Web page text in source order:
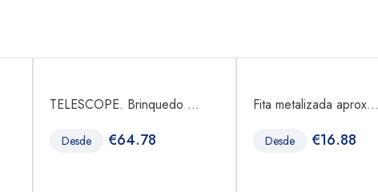
TELESCOPE. Brinquedo ...
Desde €64.78
Fita metalizada aprox...
Desde €16.88